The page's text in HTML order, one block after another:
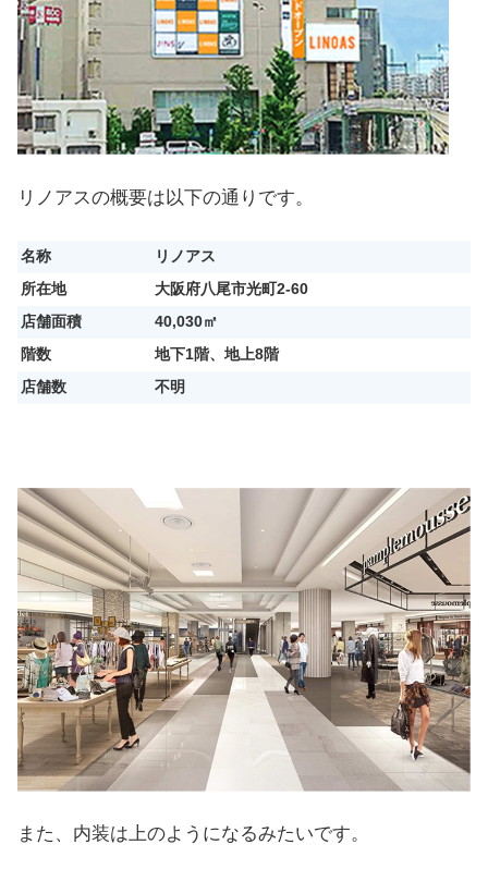
リノアスの概要は以下の通りです。
名称
リノアス
所在地
大阪府八尾市光町2-60
店舗面積
40,030㎡
階数
地下1階、地上8階
店舗数
不明
また、内装は上のようになるみたいです。